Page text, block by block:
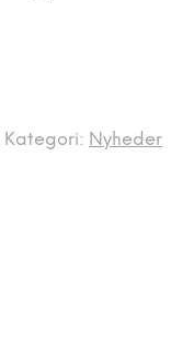
Kategori: Nyheder